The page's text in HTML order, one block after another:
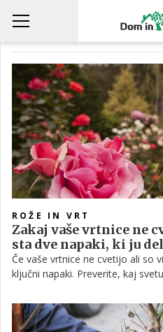
TEST LUBJA
ROŽE IN VRT
Zakaj vaše vrtnice ne
sta dve napaki, ki ju
Če vaše vrtnice ne cvetijo ali so
ključni napaki. Preverite, kaj